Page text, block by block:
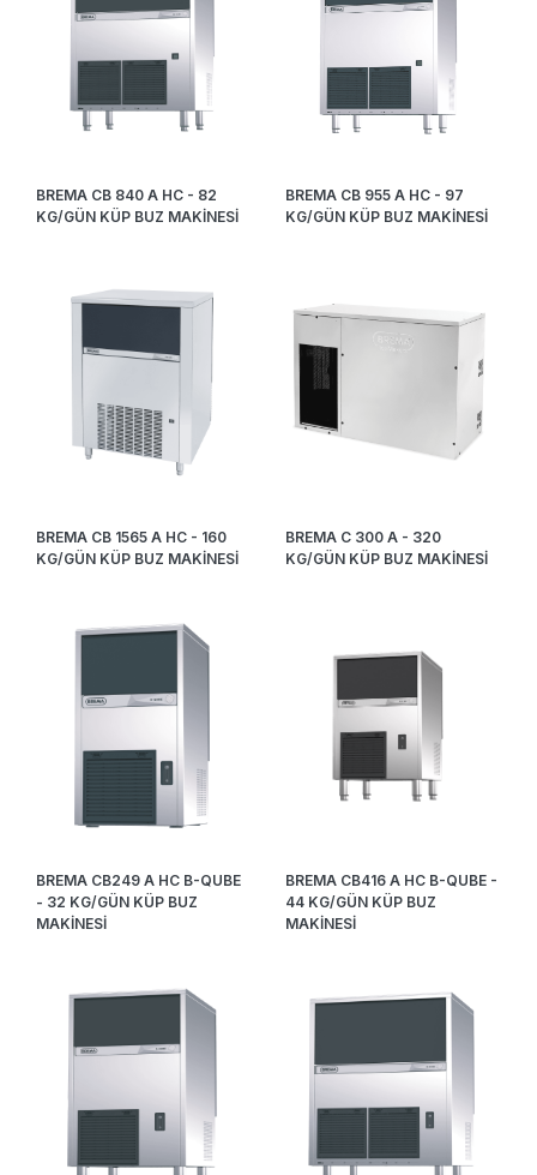
BREMA CB 840 A HC - 82
KG/GÜN KÜP BUZ MAKİNESİ
BREMA CB 955 A HC - 97
KG/GÜN KÜP BUZ MAKİNESİ
BREMA CB 1565 A HC - 160
KG/GÜN KÜP BUZ MAKİNESİ
BREMA C 300 A - 320
KG/GÜN KÜP BUZ MAKİNESİ
BREMA CB249 A HC B-QUBE
- 32 KG/GÜN KÜP BUZ
MAKİNESİ
BREMA CB416 A HC B-QUBE -
44 KG/GÜN KÜP BUZ
MAKİNESİ